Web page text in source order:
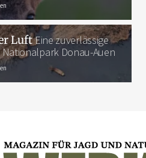
LuftEine zuverlässige
Donau-Auen